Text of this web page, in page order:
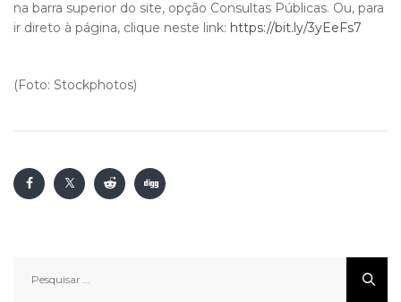
na barra superior do site, opção Consultas Públicas. Ou, para
ir direto à página, clique neste link: https://bit.ly/3yEeFs7
(Foto: Stockphotos)
por: